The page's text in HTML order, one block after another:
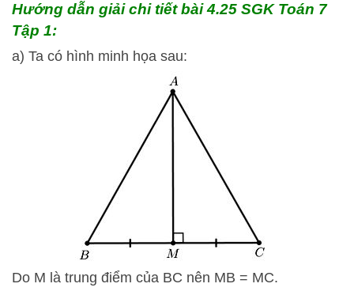
Hướng dẫn giải chi tiết bài 4.25 SGK Toán 7
Tập 1:
a) Ta có hình minh họa sau:
Do M là trung điểm của BC nên MB = MC.